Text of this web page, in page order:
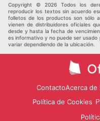
Copyright © 2026 Todos los
reproducir los textos sin acuerdo
folletos de los productos son sólo
vienen de distribuidores oficiales
desde y hasta la fecha de
es informativo y no puede ser
variar dependiendo de la ubicación.
ContactoAcerca de
Política de Cookies